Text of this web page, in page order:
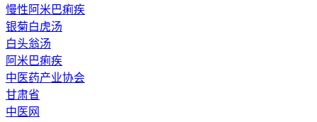
慢性阿米巴痢疾
银菊白虎汤
白头翁汤
阿米巴痢疾
中医药产业协会
甘肃省
中医网